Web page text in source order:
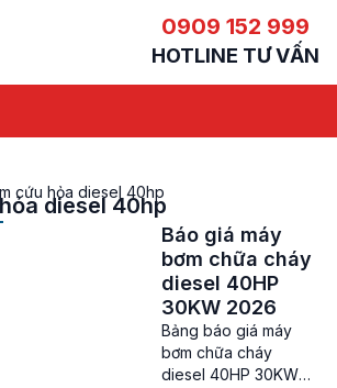
0909 152 999
HOTLINE TƯ VẤN
cứu hỏa diesel 40hp
diesel 40hp
Báo giá máy
bơm chữa cháy
diesel 40HP
30KW 2026
Bảng báo giá máy
bơm chữa cháy
diesel 40HP 30KW